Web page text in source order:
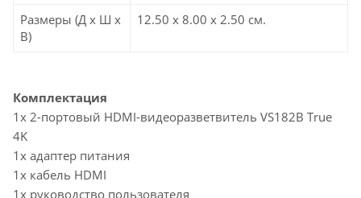
Размеры (Д х Ш х
В)
12.50 x 8.00 x 2.50 см.
Комплектация
1x 2-портовый HDMI-видеоразветвитель VS182B True
4K
1x адаптер питания
1x кабель HDMI
1x руководство пользователя